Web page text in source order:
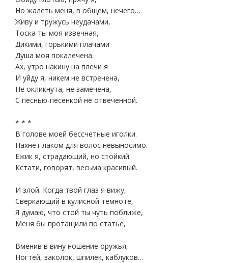
Но жалеть меня, в общем, нечего…
Живу и тружусь неудачами,
Тоска ты моя извечная,
Дикими, горькими плачами
Душа моя покалечена.
Ах, утро накину на плечи я
И уйду я, никем не встречена,
Не окликнута, не замечена,
С песнью-песенкой не отвеченной.
* * *
В голове моей бессчетные иголки.
Пахнет лаком для волос невыносимо.
Ежик я, страдающий, но стойкий.
Кстати, говорят, весьма красивый.
И злой. Когда твой глаз я вижу,
Сверкающий в кулисной темноте,
Я думаю, что стой ты чуть поближе,
Меня бы протащили по статье,
Вменив в вину ношение оружья,
Ногтей, заколок, шпилек, каблуков…